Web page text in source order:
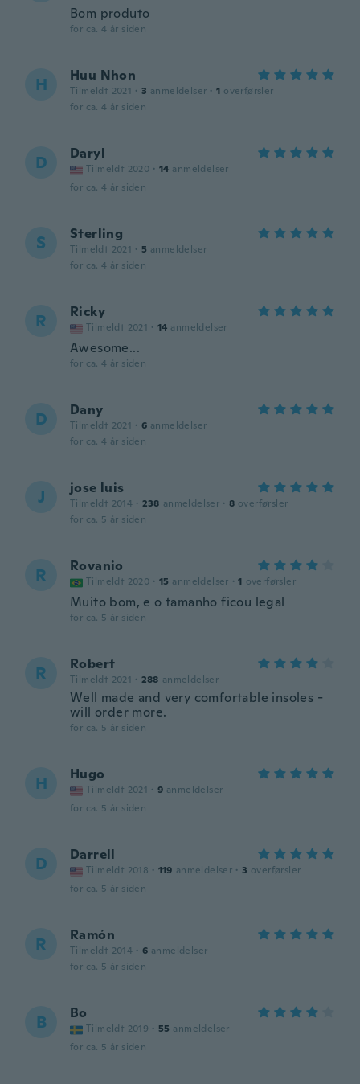
Bom produto
for ca. 4 år siden
H Huu Nhon
Tilmeldt 2021 · 3 anmeldelser · 1 overførsler
for ca. 4 år siden
D Daryl
Tilmeldt 2020 · 14 anmeldelser
for ca. 4 år siden
S Sterling
Tilmeldt 2021 · 5 anmeldelser
for ca. 4 år siden
R Ricky
Tilmeldt 2021 · 14 anmeldelser
Awesome...
for ca. 4 år siden
D Dany
Tilmeldt 2021 · 6 anmeldelser
for ca. 4 år siden
J jose luis
Tilmeldt 2014 · 238 anmeldelser · 8 overførsler
for ca. 5 år siden
R Rovanio
Tilmeldt 2020 · 15 anmeldelser · 1 overførsler
Muito bom, e o tamanho ficou legal
for ca. 5 år siden
R Robert
Tilmeldt 2021 · 288 anmeldelser
Well made and very comfortable insoles -
will order more.
for ca. 5 år siden
H Hugo
Tilmeldt 2021 · 9 anmeldelser
for ca. 5 år siden
D Darrell
Tilmeldt 2018 · 119 anmeldelser · 3 overførsler
for ca. 5 år siden
R Ramón
Tilmeldt 2014 · 6 anmeldelser
for ca. 5 år siden
B Bo
Tilmeldt 2019 · 55 anmeldelser
for ca. 5 år siden